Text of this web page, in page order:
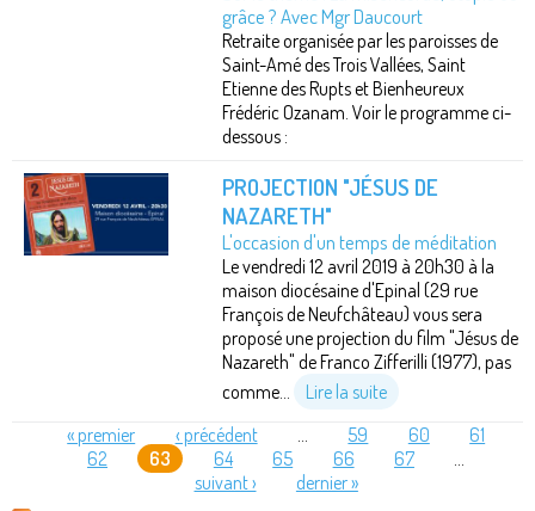
grâce ? Avec Mgr Daucourt
Retraite organisée par les paroisses de
Saint-Amé des Trois Vallées, Saint
Etienne des Rupts et Bienheureux
Frédéric Ozanam. Voir le programme ci-
dessous :
PROJECTION "JÉSUS DE
NAZARETH"
L'occasion d'un temps de méditation
Le vendredi 12 avril 2019 à 20h30 à la
maison diocésaine d'Epinal (29 rue
François de Neufchâteau) vous sera
proposé une projection du film "Jésus de
Nazareth" de Franco Zifferilli (1977), pas
comme...
Lire la suite
PAGES
« premier ‹ précédent 59 60
61
62
63 64 65 66 67
suivant ›
dernier »